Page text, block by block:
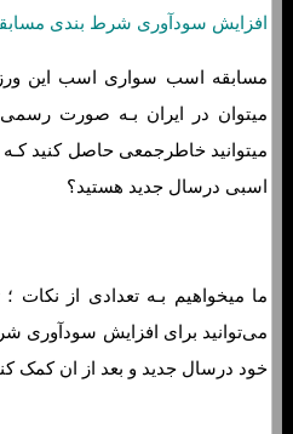
افزایش سودآوری شرط بندی
مسابقه اسب سواری اسب این
میتوان در ایران بـه صورت
میتوانید خاطرجمعی حاصل کنید
اسبی درسال جدید هستید؟
ما میخواهیم بـه تعدادی از نکات
می‌توانید برای افزایش
خود درسال جدید و بعد از ان کمک